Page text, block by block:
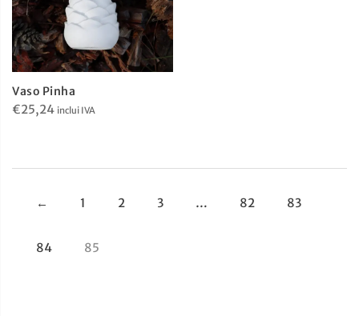
Vaso Pinha
€25,24 inclui IVA
← 1 2 3 … 82 83
84 85